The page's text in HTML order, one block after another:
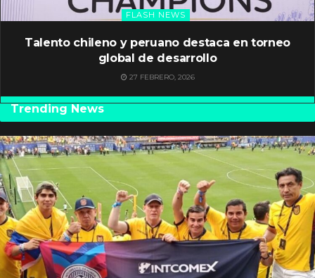
FLASH NEWS
Talento chileno y peruano destaca en torneo
global de desarrollo
27 FEBRERO, 2026
Trending News